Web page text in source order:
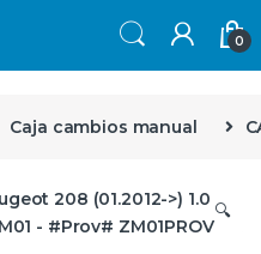
0
Caja cambios manual
🔍